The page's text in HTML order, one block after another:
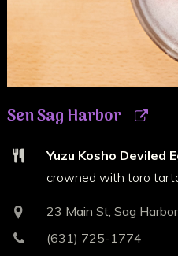
Sen Sag Harbor
Yuzu Kosho Deviled
crowned with toro
23 Main St, Sag
(631) 725-1774